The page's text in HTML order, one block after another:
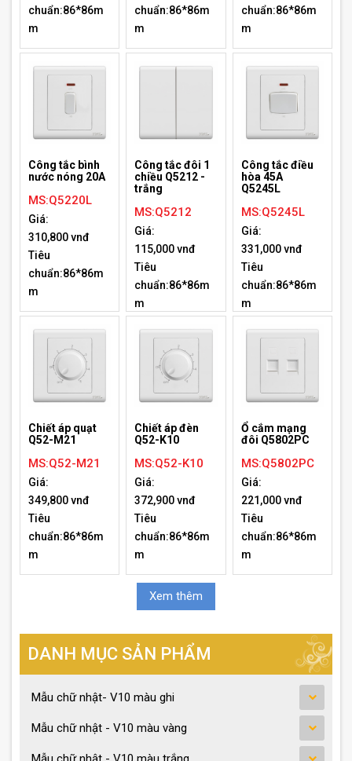
chuẩn:86*86m
m
chuẩn:86*86m
m
chuẩn:86*86m
m
Công tắc bình
nước nóng 20A
MS:Q5220L
Giá:
310,800 vnđ
Tiêu
chuẩn:86*86m
m
Công tắc đôi 1
chiều Q5212 -
trắng
MS:Q5212
Giá:
115,000 vnđ
Tiêu
chuẩn:86*86m
m
Công tắc điều
hòa 45A
Q5245L
MS:Q5245L
Giá:
331,000 vnđ
Tiêu
chuẩn:86*86m
m
Chiết áp quạt
Q52-M21
MS:Q52-M21
Giá:
349,800 vnđ
Tiêu
chuẩn:86*86m
m
Chiết áp đèn
Q52-K10
MS:Q52-K10
Giá:
372,900 vnđ
Tiêu
chuẩn:86*86m
m
Ổ cắm mạng
đôi Q5802PC
MS:Q5802PC
Giá:
221,000 vnđ
Tiêu
chuẩn:86*86m
m
Xem thêm
DANH MỤC SẢN PHẨM
Mẫu chữ nhật- V10 màu ghi
Mẫu chữ nhật - V10 màu vàng